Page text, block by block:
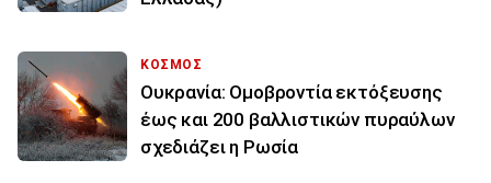
ΚΟΣΜΟΣ
Ουκρανία: Ομοβροντία εκτόξευσης
έως και 200 βαλλιστικών πυραύλων
σχεδιάζει η Ρωσία